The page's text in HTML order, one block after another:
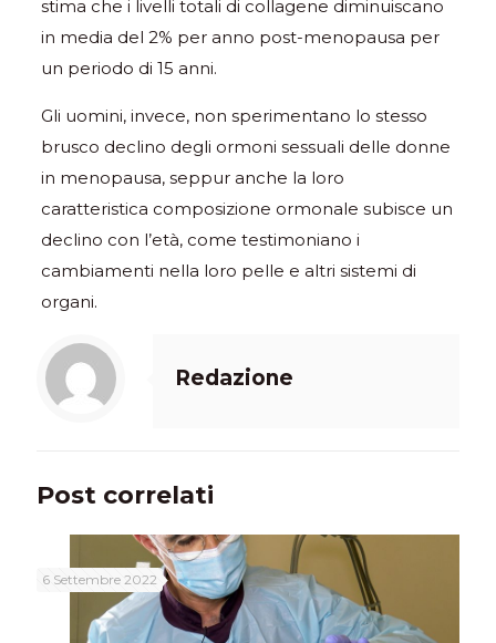
stima che i livelli totali di collagene diminuiscano
in media del 2% per anno post-menopausa per
un periodo di 15 anni.
Gli uomini, invece, non sperimentano lo stesso
brusco declino degli ormoni sessuali delle donne
in menopausa, seppur anche la loro
caratteristica composizione ormonale subisce un
declino con l’età, come testimoniano i
cambiamenti nella loro pelle e altri sistemi di
organi.
Redazione
Post correlati
6 Settembre 2022